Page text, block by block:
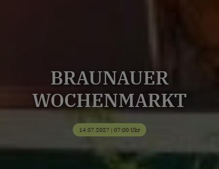
BRAUNAUER
WOCHENMARKT
14.07.2027 | 07:00 Uhr